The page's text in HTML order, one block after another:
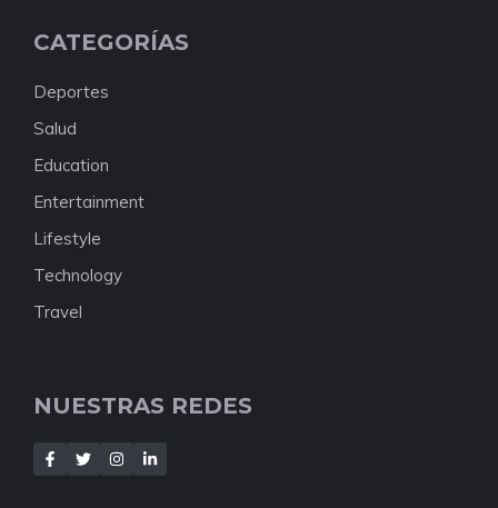
CATEGORÍAS
Deportes
Salud
Education
Entertainment
Lifestyle
Technology
Travel
NUESTRAS REDES